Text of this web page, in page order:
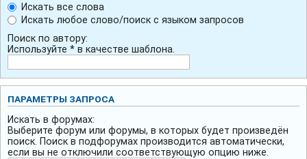
Искать все слова
Искать любое слово/поиск с языком запросов
Поиск по автору:
Используйте * в качестве шаблона.
ПАРАМЕТРЫ ЗАПРОСА
Искать в форумах:
Выберите форум или форумы, в которых будет произведён
поиск. Поиск в подфорумах производится автоматически,
если вы не отключили соответствующую опцию ниже.